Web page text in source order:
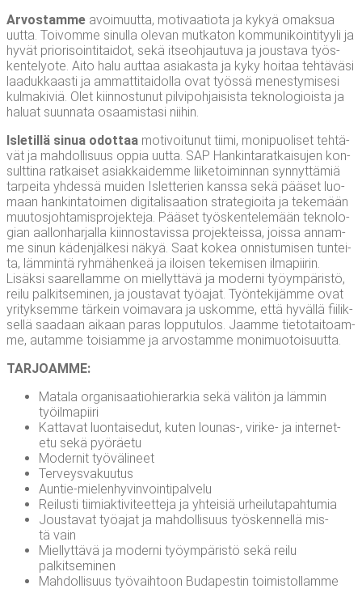
Arvos­tam­me avoi­muut­ta, moti­vaa­tio­ta ja kykyä omak­sua
uut­ta. Toi­vom­me sinul­la ole­van mut­ka­ton kom­mu­ni­koin­ti­tyy­li ja
hyvät prio­ri­soin­ti­tai­dot, sekä itseoh­jau­tu­va ja jous­ta­va työs­
ken­te­ly­ote. Aito halu aut­taa asia­kas­ta ja kyky hoi­taa teh­tä­vä­si
laa­duk­kaas­ti ja ammat­ti­tai­dol­la ovat työs­sä menes­ty­mi­se­si
kul­ma­ki­viä. Olet kiin­nos­tu­nut pil­vi­poh­jai­sis­ta tek­no­lo­giois­ta ja
haluat suun­na­ta osaa­mis­ta­si niihin.
Isle­til­lä sinua odot­taa moti­voi­tu­nut tii­mi, moni­puo­li­set teh­tä­
vät ja mah­dol­li­suus oppia uut­ta. SAP Han­kin­ta­rat­kai­su­jen kon­
sult­ti­na rat­kai­set asiak­kai­dem­me lii­ke­toi­min­nan syn­nyt­tä­miä
tar­pei­ta yhdes­sä mui­den Islet­te­rien kans­sa sekä pää­set luo­
maan han­kin­ta­toi­men digi­ta­li­saa­tion stra­te­gioi­ta ja teke­mään
muu­tos­joh­ta­mis­pro­jek­te­ja. Pää­set työs­ken­te­le­mään tek­no­lo­
gian aal­lon­har­jal­la kiin­nos­ta­vis­sa pro­jek­teis­sa, jois­sa annam­
me sinun käden­jäl­ke­si näkyä. Saat kokea onnis­tu­mi­sen tun­tei­
ta, läm­min­tä ryh­mä­hen­keä ja iloi­sen teke­mi­sen ilma­pii­rin.
Lisäk­si saa­rel­lam­me on miel­lyt­tä­vä ja moder­ni työym­pä­ris­tö,
rei­lu pal­kit­se­mi­nen, ja jous­ta­vat työ­ajat. Työn­te­ki­jäm­me ovat
yri­tyk­sem­me tär­kein voi­ma­va­ra ja uskom­me, että hyväl­lä fii­lik­
sel­lä saa­daan aikaan paras lop­pu­tu­los. Jaam­me tie­to­tai­toam­
me, autam­me toi­siam­me ja arvos­tam­me monimuotoisuutta.
TAR­JOAM­ME:
Mata­la orga­ni­saa­tio­hie­rar­kia sekä väli­tön ja läm­min
työilmapiiri
Kat­ta­vat luon­tai­se­dut, kuten lounas‑, viri­ke- ja inter­net-
etu sekä pyöräetu
Moder­nit työvälineet
Ter­veys­va­kuu­tus
Aun­tie-mie­len­hy­vin­voin­ti­pal­ve­lu
Rei­lus­ti tii­miak­ti­vi­teet­te­ja ja yhtei­siä urheilutapahtumia
Jous­ta­vat työ­ajat ja mah­dol­li­suus työs­ken­nel­lä mis­
tä vain
Miel­lyt­tä­vä ja moder­ni työym­pä­ris­tö sekä rei­lu
palkitseminen
Mah­dol­li­suus työ­vaih­toon Buda­pes­tin toimistollamme